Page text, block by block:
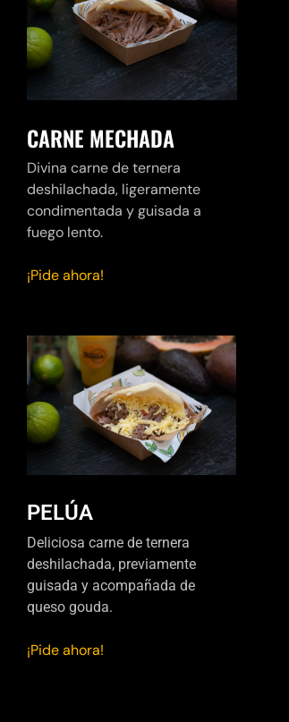
CARNE MECHADA
Divina carne de ternera
deshilachada, ligeramente
condimentada y guisada a
fuego lento.
¡Pide ahora!
PELÚA
Deliciosa carne de ternera
deshilachada, previamente
guisada y acompañada de
queso gouda.
¡Pide ahora!